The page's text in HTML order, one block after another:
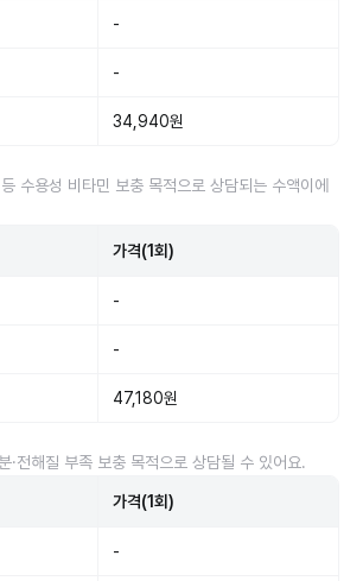
-
-
34,940원
수용성 비타민 보충 목적으로 상담되는 수액이에
가격(1회)
-
-
47,180원
·전해질 부족 보충 목적으로 상담될 수 있어요.
가격(1회)
-